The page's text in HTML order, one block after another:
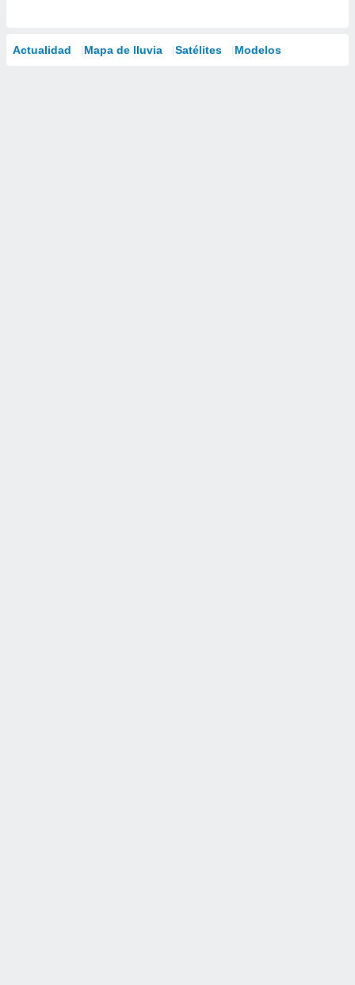
Actualidad Mapa de lluvia Satélites Modelos